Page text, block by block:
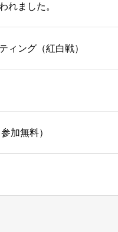
れました。
ィング（紅白戦）
加無料）